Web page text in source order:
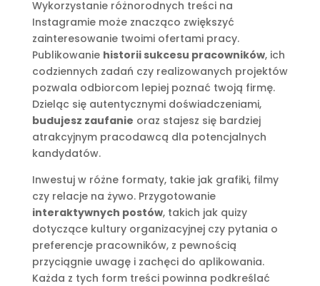
Wykorzystanie różnorodnych treści na
Instagramie może znacząco zwiększyć
zainteresowanie twoimi ofertami pracy.
Publikowanie historii sukcesu pracowników, ich
codziennych zadań czy realizowanych projektów
pozwala odbiorcom lepiej poznać twoją firmę.
Dzieląc się autentycznymi doświadczeniami,
budujesz zaufanie oraz stajesz się bardziej
atrakcyjnym pracodawcą dla potencjalnych
kandydatów.
Inwestuj w różne formaty, takie jak grafiki, filmy
czy relacje na żywo. Przygotowanie
interaktywnych postów, takich jak quizy
dotyczące kultury organizacyjnej czy pytania o
preferencje pracowników, z pewnością
przyciągnie uwagę i zachęci do aplikowania.
Każda z tych form treści powinna podkreślać